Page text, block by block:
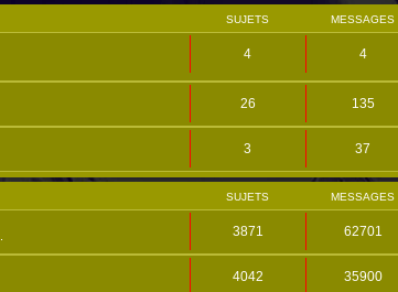
SUJETS MESSAGES
4 4
26 135
3 37
SUJETS MESSAGES
3871 62701
4042 35900